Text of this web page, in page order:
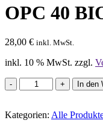
OPC 40
28,00 € inkl. MwSt.
inkl. 10 % MwSt. zzgl.
OPC
40
Kapseln
In den
Kategorien: Alle